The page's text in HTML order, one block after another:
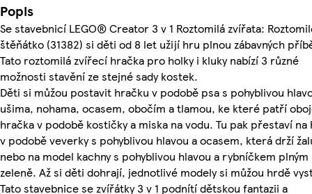
Popis
Se stavebnicí LEGO® Creator 3 v 1 Roztomilá zvířata:
štěňátko (31382) si děti od 8 let užijí hru plnou zábavných
Tato roztomilá zvířecí hračka pro holky i kluky nabízí 3 různé
možnosti stavění ze stejné sady kostek.
Děti si můžou postavit hračku v podobě psa s pohyblivou
ušima, nohama, ocasem, obočím a tlamou, ke které patří
hračka v podobě kostičky a miska na vodu. Tu pak přestaví na
v podobě veverky s pohyblivou hlavou a ocasem, která drží
nebo na model kachny s pohyblivou hlavou a rybníčkem plným
zeleně. Až si děti dohrají, jednotlivé modely si můžou hrdě
Tato stavebnice se zvířátky 3 v 1 podnítí dětskou fantazii a